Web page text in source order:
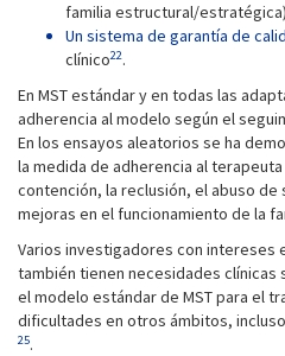
familia estructural/
Un sistema de garantía de
clínico22.
En MST estándar y en todas las
adherencia al modelo según el
En los ensayos aleatorios se ha
la medida de adherencia al
contención, la reclusión, el abuso de
mejoras en el funcionamiento de la
Varios investigadores con intereses
también tienen necesidades clínicas
el modelo estándar de MST para el
dificultades en otros ámbitos,
25.